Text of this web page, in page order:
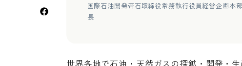
国際石油開発帝石取締役常務執行役員経営企画本部
長
世界各地で石油・天然ガスの探鉱・開発・